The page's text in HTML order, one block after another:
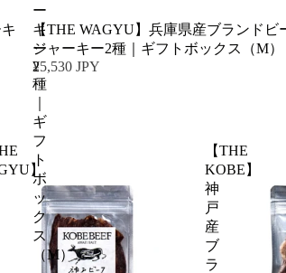
ー
キ
ー
2
種
ギ
フ
ト
ボ
ッ
ク
ス
（M）
【THE WAGYU】兵庫県産ブランドビ
ジャーキー2種｜ギフトボックス（M）
¥5,530 JPY
】
【THE
KOBE】
神
戸
産
ブ
ラ